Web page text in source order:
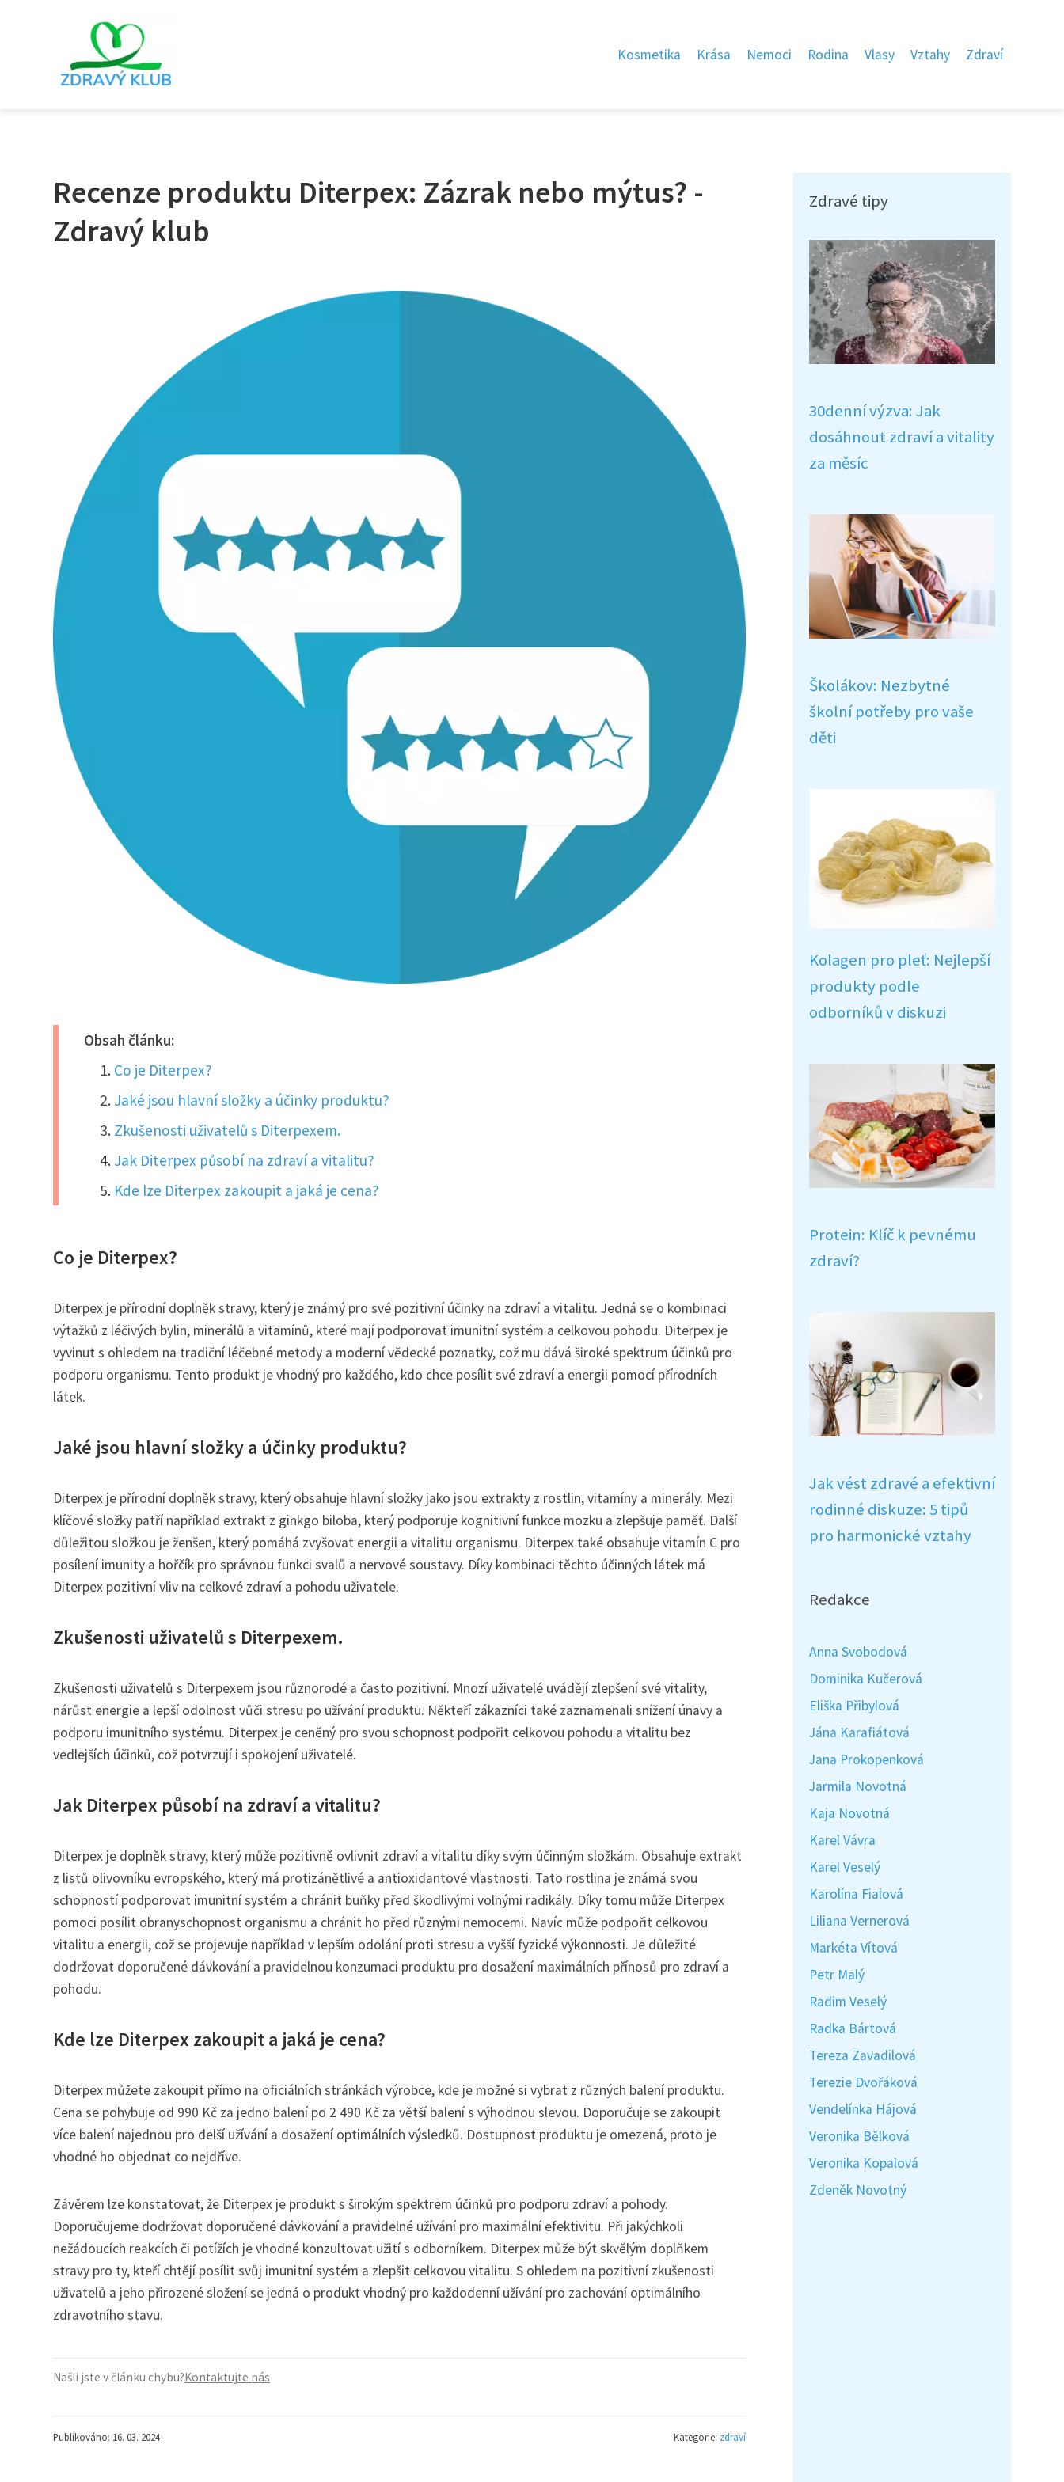
Kosmetika Krása Nemoci Rodina Vlasy Vztahy Zdraví
Recenze produktu Diterpex: Zázrak nebo mýtus? -
Zdravý klub
Obsah článku:
Co je Diterpex?
Jaké jsou hlavní složky a účinky produktu?
Zkušenosti uživatelů s Diterpexem.
Jak Diterpex působí na zdraví a vitalitu?
Kde lze Diterpex zakoupit a jaká je cena?
Co je Diterpex?
Diterpex je přírodní doplněk stravy, který je známý pro své pozitivní účinky na zdraví a vitalitu. Jedná se o kombinaci
výtažků z léčivých bylin, minerálů a vitamínů, které mají podporovat imunitní systém a celkovou pohodu. Diterpex je
vyvinut s ohledem na tradiční léčebné metody a moderní vědecké poznatky, což mu dává široké spektrum účinků pro
podporu organismu. Tento produkt je vhodný pro každého, kdo chce posílit své zdraví a energii pomocí přírodních
látek.
Jaké jsou hlavní složky a účinky produktu?
Diterpex je přírodní doplněk stravy, který obsahuje hlavní složky jako jsou extrakty z rostlin, vitamíny a minerály. Mezi
klíčové složky patří například extrakt z ginkgo biloba, který podporuje kognitivní funkce mozku a zlepšuje paměť. Další
důležitou složkou je ženšen, který pomáhá zvyšovat energii a vitalitu organismu. Diterpex také obsahuje vitamín C pro
posílení imunity a hořčík pro správnou funkci svalů a nervové soustavy. Díky kombinaci těchto účinných látek má
Diterpex pozitivní vliv na celkové zdraví a pohodu uživatele.
Zkušenosti uživatelů s Diterpexem.
Zkušenosti uživatelů s Diterpexem jsou různorodé a často pozitivní. Mnozí uživatelé uvádějí zlepšení své vitality,
nárůst energie a lepší odolnost vůči stresu po užívání produktu. Někteří zákazníci také zaznamenali snížení únavy a
podporu imunitního systému. Diterpex je ceněný pro svou schopnost podpořit celkovou pohodu a vitalitu bez
vedlejších účinků, což potvrzují i spokojení uživatelé.
Jak Diterpex působí na zdraví a vitalitu?
Diterpex je doplněk stravy, který může pozitivně ovlivnit zdraví a vitalitu díky svým účinným složkám. Obsahuje extrakt
z listů olivovníku evropského, který má protizánětlivé a antioxidantové vlastnosti. Tato rostlina je známá svou
schopností podporovat imunitní systém a chránit buňky před škodlivými volnými radikály. Díky tomu může Diterpex
pomoci posílit obranyschopnost organismu a chránit ho před různými nemocemi. Navíc může podpořit celkovou
vitalitu a energii, což se projevuje například v lepším odolání proti stresu a vyšší fyzické výkonnosti. Je důležité
dodržovat doporučené dávkování a pravidelnou konzumaci produktu pro dosažení maximálních přínosů pro zdraví a
pohodu.
Kde lze Diterpex zakoupit a jaká je cena?
Diterpex můžete zakoupit přímo na oficiálních stránkách výrobce, kde je možné si vybrat z různých balení produktu.
Cena se pohybuje od 990 Kč za jedno balení po 2 490 Kč za větší balení s výhodnou slevou. Doporučuje se zakoupit
více balení najednou pro delší užívání a dosažení optimálních výsledků. Dostupnost produktu je omezená, proto je
vhodné ho objednat co nejdříve.
Závěrem lze konstatovat, že Diterpex je produkt s širokým spektrem účinků pro podporu zdraví a pohody.
Doporučujeme dodržovat doporučené dávkování a pravidelné užívání pro maximální efektivitu. Při jakýchkoli
nežádoucích reakcích či potížích je vhodné konzultovat užití s odborníkem. Diterpex může být skvělým doplňkem
stravy pro ty, kteří chtějí posílit svůj imunitní systém a zlepšit celkovou vitalitu. S ohledem na pozitivní zkušenosti
uživatelů a jeho přirozené složení se jedná o produkt vhodný pro každodenní užívání pro zachování optimálního
zdravotního stavu.
Našli jste v článku chybu?Kontaktujte nás
Publikováno: 16. 03. 2024 Kategorie: zdraví
Zdravé tipy
30denní výzva: Jak
dosáhnout zdraví a vitality
za měsíc
Školákov: Nezbytné
školní potřeby pro vaše
děti
Kolagen pro pleť: Nejlepší
produkty podle
odborníků v diskuzi
Protein: Klíč k pevnému
zdraví?
Jak vést zdravé a efektivní
rodinné diskuze: 5 tipů
pro harmonické vztahy
Redakce
Anna Svobodová
Dominika Kučerová
Eliška Přibylová
Jána Karafiátová
Jana Prokopenková
Jarmila Novotná
Kaja Novotná
Karel Vávra
Karel Veselý
Karolína Fialová
Liliana Vernerová
Markéta Vítová
Petr Malý
Radim Veselý
Radka Bártová
Tereza Zavadilová
Terezie Dvořáková
Vendelínka Hájová
Veronika Bělková
Veronika Kopalová
Zdeněk Novotný